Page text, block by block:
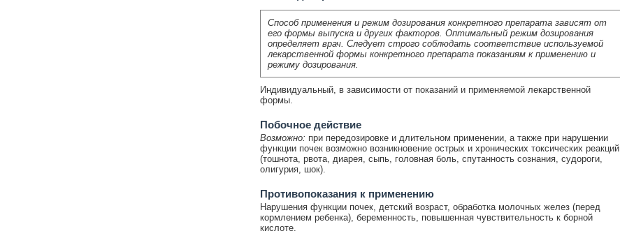
Способ применения и режим дозирования конкретного препарата зависят от
его формы выпуска и других факторов. Оптимальный режим дозирования
определяет врач. Следует строго соблюдать соответствие используемой
лекарственной формы конкретного препарата показаниям к применению и
режиму дозирования.
Индивидуальный, в зависимости от показаний и применяемой лекарственной
формы.
Побочное действие
Возможно: при передозировке и длительном применении, а также при нарушении
функции почек возможно возникновение острых и хронических токсических реакций
(тошнота, рвота, диарея, сыпь, головная боль, спутанность сознания, судороги,
олигурия, шок).
Противопоказания к применению
Нарушения функции почек, детский возраст, обработка молочных желез (перед
кормлением ребенка), беременность, повышенная чувствительность к борной
кислоте.